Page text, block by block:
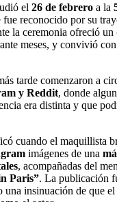
el 26 de febrero a la
fue reconocido por su
la ceremonia ofreció un
meses, y convivió
tarde comenzaron a
y Reddit, donde
era distinta y que
cuando el maquillista
imágenes de una
, acompañadas del
Paris”. La publicación
una insinuación de que el